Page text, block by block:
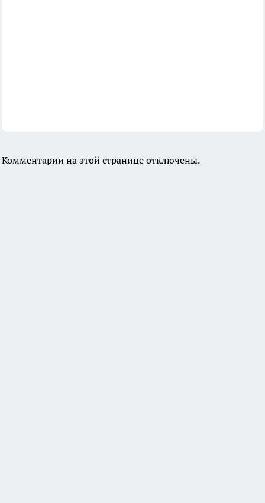
Комментарии на этой странице отключены.